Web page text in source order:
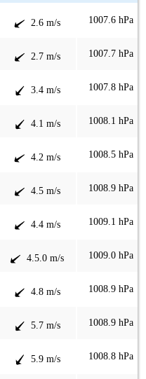
2.6 m/s 1007.6 hPa
2.7 m/s 1007.7 hPa
3.4 m/s 1007.8 hPa
4.1 m/s 1008.1 hPa
4.2 m/s 1008.5 hPa
4.5 m/s 1008.9 hPa
4.4 m/s 1009.1 hPa
4.5.0 m/s 1009.0 hPa
4.8 m/s 1008.9 hPa
5.7 m/s 1008.9 hPa
5.9 m/s 1008.8 hPa